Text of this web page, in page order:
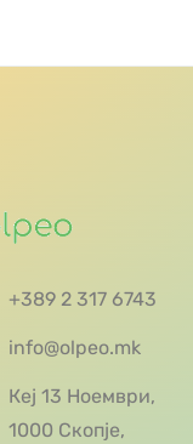
+389 2 317 6743
info@olpeo.mk
Кеј 13 Ноември,
1000 Скопје,